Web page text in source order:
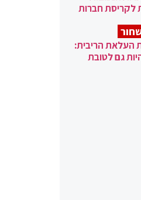
לקריסת חברות
העלאת הריבית:
גם לטובת